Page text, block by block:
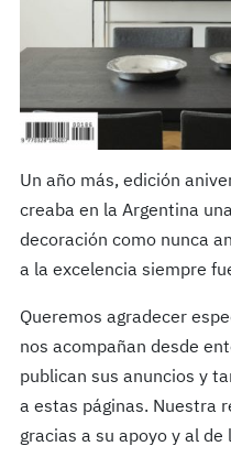
Un año más, edición
creaba en la Argentina
decoración como nunca
a la excelencia siempre
Queremos agradecer
nos acompañan desde
publican sus anuncios y
a estas páginas. Nuestra
gracias a su apoyo y al